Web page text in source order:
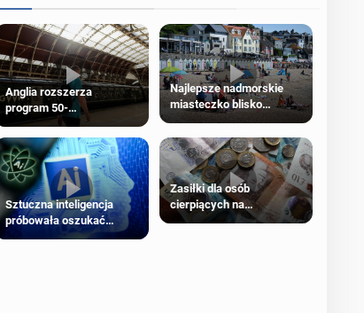
Anglia rozszerza
program 50-
procentowych zniżek
kolejowych na 18-latków
Najlepsze nadmorskie
miasteczko blisko
Londynu
Sztuczna inteligencja
próbowała oszukać
człowieka
Zasiłki dla osób
cierpiących na
schorzenia psychiczne